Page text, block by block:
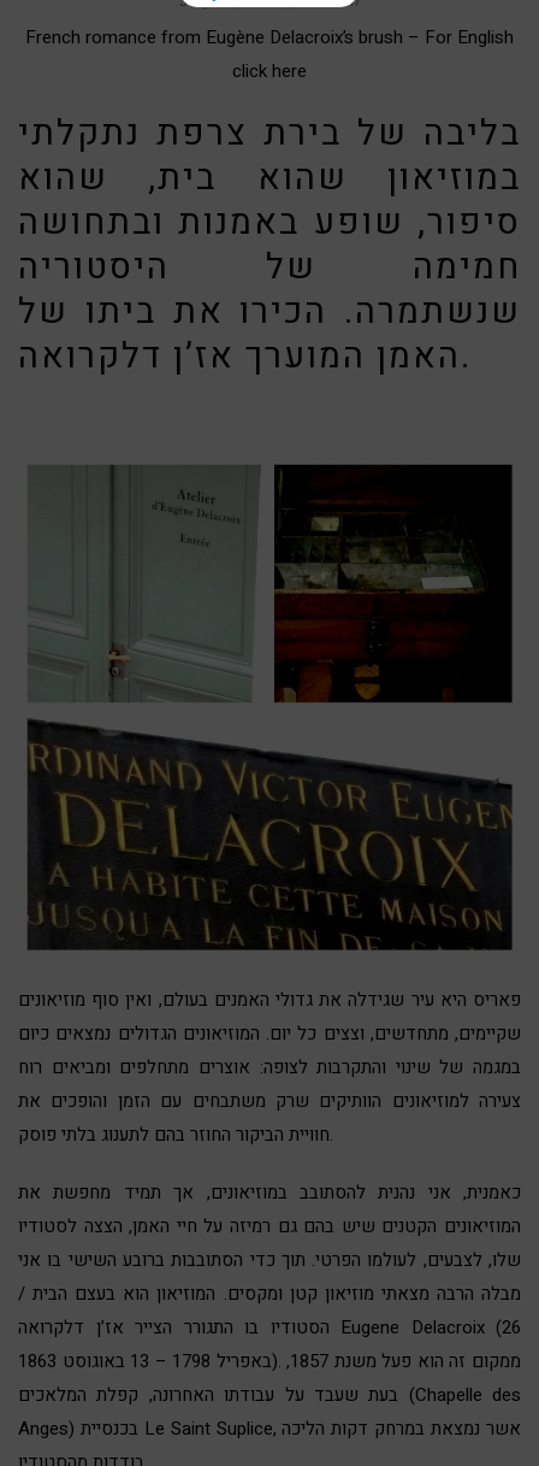
French romance from Eugène Delacroix’s brush – For English
click here
בליבה של בירת צרפת נתקלתי
במוזיאון שהוא בית, שהוא
סיפור, שופע באמנות ובתחושה
חמימה של היסטוריה
שנשתמרה. הכירו את ביתו של
האמן המוערך אז’ן דלקרואה.
פאריס היא עיר שגידלה את גדולי האמנים בעולם, ואין סוף מוזיאונים
שקיימים, מתחדשים, וצצים כל יום. המוזיאונים הגדולים נמצאים כיום
במגמה של שינוי והתקרבות לצופה: אוצרים מתחלפים ומביאים רוח
צעירה למוזיאונים הוותיקים שרק משתבחים עם הזמן והופכים את
חוויית הביקור החוזר בהם לתענוג בלתי פוסק.
כאמנית, אני נהנית להסתובב במוזיאונים, אך תמיד מחפשת את
המוזיאונים הקטנים שיש בהם גם רמיזה על חיי האמן, הצצה לסטודיו
שלו, לצבעים, לעולמו הפרטי. תוך כדי הסתובבות ברובע השישי בו אני
מבלה הרבה מצאתי מוזיאון קטן ומקסים. המוזיאון הוא בעצם הבית /
הסטודיו בו התגורר הצייר אז’ן דלקרואה Eugene Delacroix (26
באפריל 1798 – 13 באוגוסט 1863). ממקום זה הוא פעל משנת 1857,
בעת שעבד על עבודתו האחרונה, קפלת המלאכים (Chapelle des
Anges) בכנסיית Le Saint Suplice, אשר נמצאת במרחק דקות הליכה